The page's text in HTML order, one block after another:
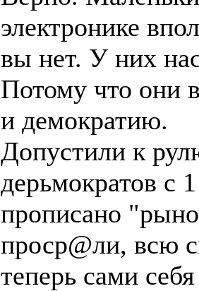
электронике
вы нет. У них
Потому что они
и демократию.
Допустили к
дерьмократов с
прописано
проср@ли, всю
теперь сами